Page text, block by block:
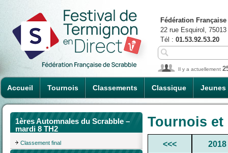
Accueil Tournois Classements Classique Jeunes
Fédération
22 rue Esquirol,
Tél : 01.53.92.53.20
Il y a actuellement
1ères Automnales du Scrabble –
mardi 8 TH2
Classement final
Tournois
<<< 2018